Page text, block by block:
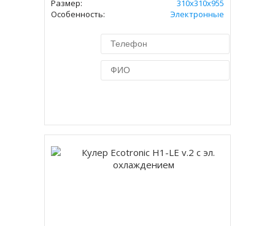
Размер:
310x310х955
Особенность:
Электронные